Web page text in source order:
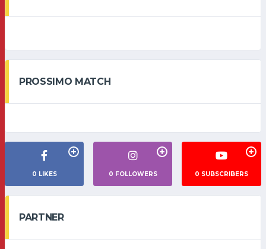
PROSSIMO MATCH
0 LIKES 0 FOLLOWERS 0 SUBSCRIBERS
PARTNER